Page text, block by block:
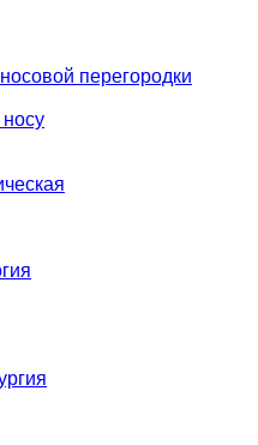
перегородки